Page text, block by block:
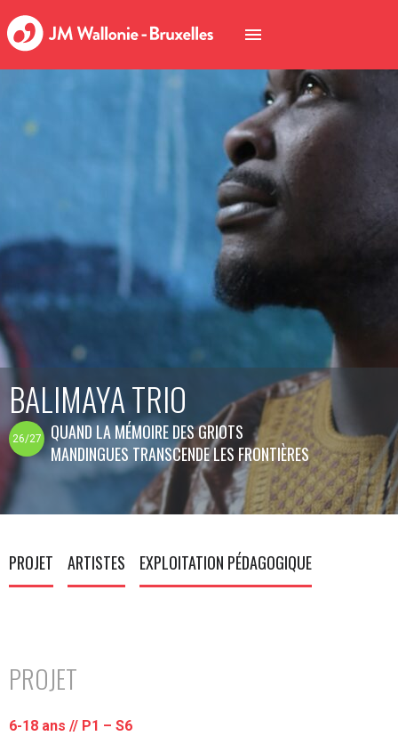
BALIMAYA TRIO
26/27
QUAND LA MÉMOIRE DES GRIOTS
MANDINGUES TRANSCENDE LES FRONTIÈRES
PROJET ARTISTES EXPLOITATION PÉDAGOGIQUE
PROJET
6-18 ans // P1 – S6